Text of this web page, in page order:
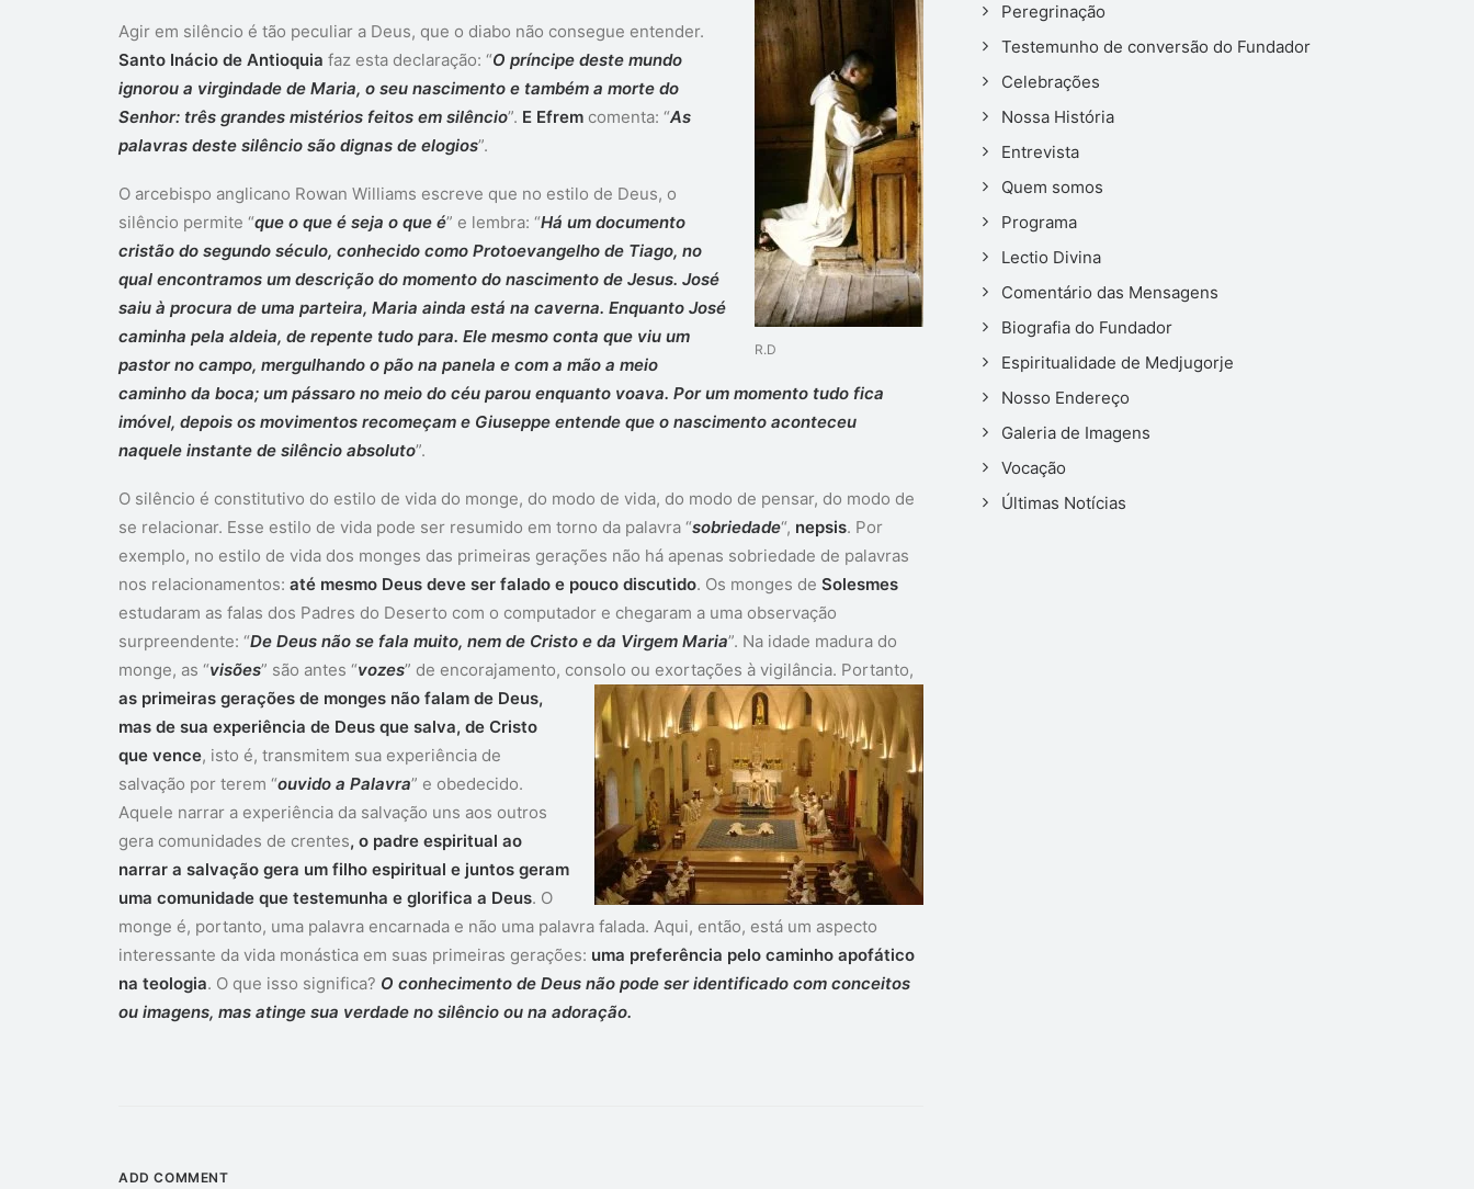
R.D
Agir em silêncio é tão peculiar a Deus, que o diabo não consegue entender.
Santo Inácio de Antioquia faz esta declaração: “O príncipe deste mundo
ignorou a virgindade de Maria, o seu nascimento e também a morte do
Senhor: três grandes mistérios feitos em silêncio”. E Efrem comenta: “As
palavras deste silêncio são dignas de elogios”.
O arcebispo anglicano Rowan Williams escreve que no estilo de Deus, o
silêncio permite “que o que é seja o que é” e lembra: “Há um documento
cristão do segundo século, conhecido como Protoevangelho de Tiago, no
qual encontramos um descrição do momento do nascimento de Jesus. José
saiu à procura de uma parteira, Maria ainda está na caverna. Enquanto José
caminha pela aldeia, de repente tudo para. Ele mesmo conta que viu um
pastor no campo, mergulhando o pão na panela e com a mão a meio
caminho da boca; um pássaro no meio do céu parou enquanto voava. Por um momento tudo fica
imóvel, depois os movimentos recomeçam e Giuseppe entende que o nascimento aconteceu
naquele instante de silêncio absoluto”.
O silêncio é constitutivo do estilo de vida do monge, do modo de vida, do modo de pensar, do modo de
se relacionar. Esse estilo de vida pode ser resumido em torno da palavra “sobriedade“, nepsis. Por
exemplo, no estilo de vida dos monges das primeiras gerações não há apenas sobriedade de palavras
nos relacionamentos: até mesmo Deus deve ser falado e pouco discutido. Os monges de Solesmes
estudaram as falas dos Padres do Deserto com o computador e chegaram a uma observação
surpreendente: “De Deus não se fala muito, nem de Cristo e da Virgem Maria”. Na idade madura do
monge, as “visões” são antes “vozes” de encorajamento, consolo ou exortações à vigilância. Portanto,
as primeiras gerações de monges não falam de Deus,
mas de sua experiência de Deus que salva, de Cristo
que vence, isto é, transmitem sua experiência de
salvação por terem “ouvido a Palavra” e obedecido.
Aquele narrar a experiência da salvação uns aos outros
gera comunidades de crentes, o padre espiritual ao
narrar a salvação gera um filho espiritual e juntos geram
uma comunidade que testemunha e glorifica a Deus. O
monge é, portanto, uma palavra encarnada e não uma palavra falada. Aqui, então, está um aspecto
interessante da vida monástica em suas primeiras gerações: uma preferência pelo caminho apofático
na teologia. O que isso significa? O conhecimento de Deus não pode ser identificado com conceitos
ou imagens, mas atinge sua verdade no silêncio ou na adoração.
ADD COMMENT
Peregrinação
Testemunho de conversão do Fundador
Celebrações
Nossa História
Entrevista
Quem somos
Programa
Lectio Divina
Comentário das Mensagens
Biografia do Fundador
Espiritualidade de Medjugorje
Nosso Endereço
Galeria de Imagens
Vocação
Últimas Notícias